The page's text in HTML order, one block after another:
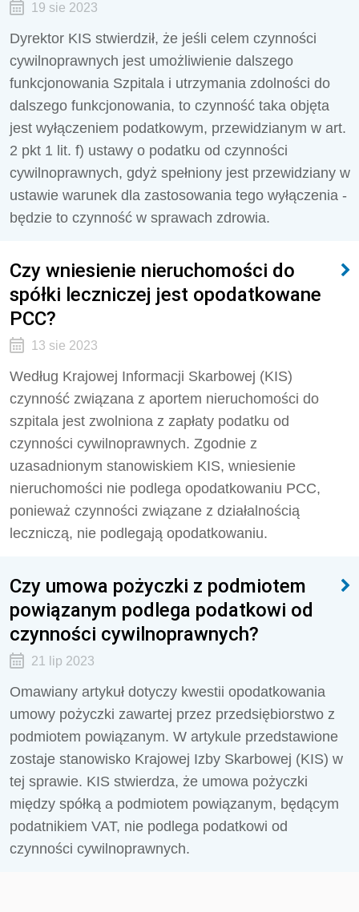
19 sie 2023
Dyrektor KIS stwierdził, że jeśli celem czynności
cywilnoprawnych jest umożliwienie dalszego
funkcjonowania Szpitala i utrzymania zdolności do
dalszego funkcjonowania, to czynność taka objęta
jest wyłączeniem podatkowym, przewidzianym w art.
2 pkt 1 lit. f) ustawy o podatku od czynności
cywilnoprawnych, gdyż spełniony jest przewidziany w
ustawie warunek dla zastosowania tego wyłączenia -
będzie to czynność w sprawach zdrowia.
Czy wniesienie nieruchomości do
spółki leczniczej jest opodatkowane
PCC?
13 sie 2023
Według Krajowej Informacji Skarbowej (KIS)
czynność związana z aportem nieruchomości do
szpitala jest zwolniona z zapłaty podatku od
czynności cywilnoprawnych. Zgodnie z
uzasadnionym stanowiskiem KIS, wniesienie
nieruchomości nie podlega opodatkowaniu PCC,
ponieważ czynności związane z działalnością
leczniczą, nie podlegają opodatkowaniu.
Czy umowa pożyczki z podmiotem
powiązanym podlega podatkowi od
czynności cywilnoprawnych?
21 lip 2023
Omawiany artykuł dotyczy kwestii opodatkowania
umowy pożyczki zawartej przez przedsiębiorstwo z
podmiotem powiązanym. W artykule przedstawione
zostaje stanowisko Krajowej Izby Skarbowej (KIS) w
tej sprawie. KIS stwierdza, że umowa pożyczki
między spółką a podmiotem powiązanym, będącym
podatnikiem VAT, nie podlega podatkowi od
czynności cywilnoprawnych.